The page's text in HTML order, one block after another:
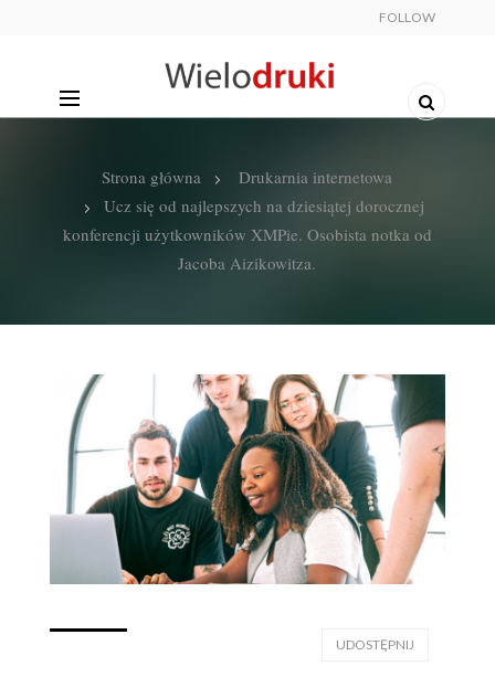
FOLLOW
Strona główna
Drukarnia internetowa
Ucz się od najlepszych na dziesiątej dorocznej
konferencji użytkowników XMPie. Osobista notka od
Jacoba Aizikowitza.
UDOSTĘPNIJ